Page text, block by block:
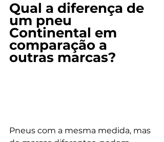
Qual a diferença de
um pneu
Continental em
comparação a
outras marcas?
Pneus com a mesma medida, mas